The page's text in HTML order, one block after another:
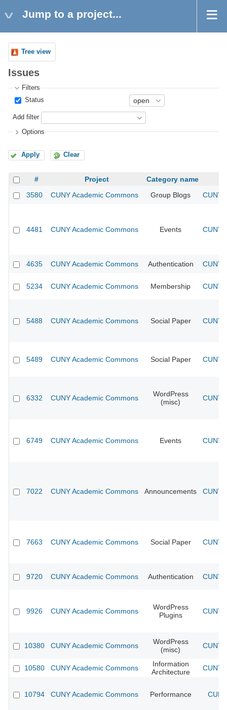
Jump to a project...
Tree view
Issues
Filters
Status
Add filter
Options
Apply Clear
# Project
Category name
3580
CUNY Academic Commons Group Blogs CUNY
4481 CUNY Academic Commons Events CUNY
4635 CUNY Academic Commons Authentication CUNY
5234 CUNY Academic Commons Membership CUNY
5488 CUNY Academic Commons Social Paper CUNY
5489 CUNY Academic Commons Social Paper CUNY
6332 CUNY Academic Commons
WordPress
(misc)
CUNY
6749 CUNY Academic Commons Events CUNY
7022 CUNY Academic Commons Announcements CUNY
7663 CUNY Academic Commons Social Paper CUNY
9720 CUNY Academic Commons Authentication CUNY
9926 CUNY Academic Commons
WordPress
Plugins
CUNY
10380 CUNY Academic Commons
WordPress
(misc)
CUNY
10580 CUNY Academic Commons
Information
Architecture
CUNY
10794 CUNY Academic Commons Performance